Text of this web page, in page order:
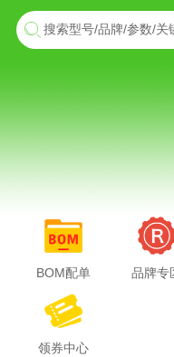
搜索型号/品牌/参数/关
BOM配单 品牌专
领券中心